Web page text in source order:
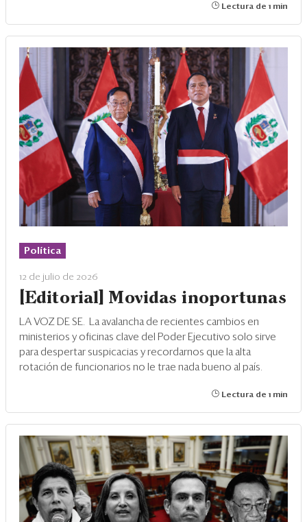
Lectura de 1 min
Política
12 de julio de 2026
[Editorial] Movidas inoportunas
LA VOZ DE SE.
La avalancha de recientes cambios en
ministerios y oficinas clave del Poder Ejecutivo solo sirve
para despertar suspicacias y recordarnos que la alta
rotación de funcionarios no le trae nada bueno al país.
Lectura de 1 min